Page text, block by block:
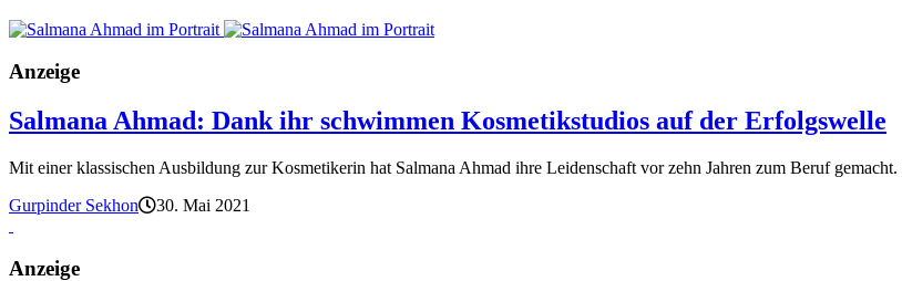
Anzeige
Salmana Ahmad: Dank ihr schwimmen Kosmetikstudios auf der Erfolgswelle
Mit einer klassischen Ausbildung zur Kosmetikerin hat Salmana Ahmad ihre Leidenschaft vor zehn Jahren zum Beruf
Gurpinder Sekhon
30. Mai 2021
Anzeige